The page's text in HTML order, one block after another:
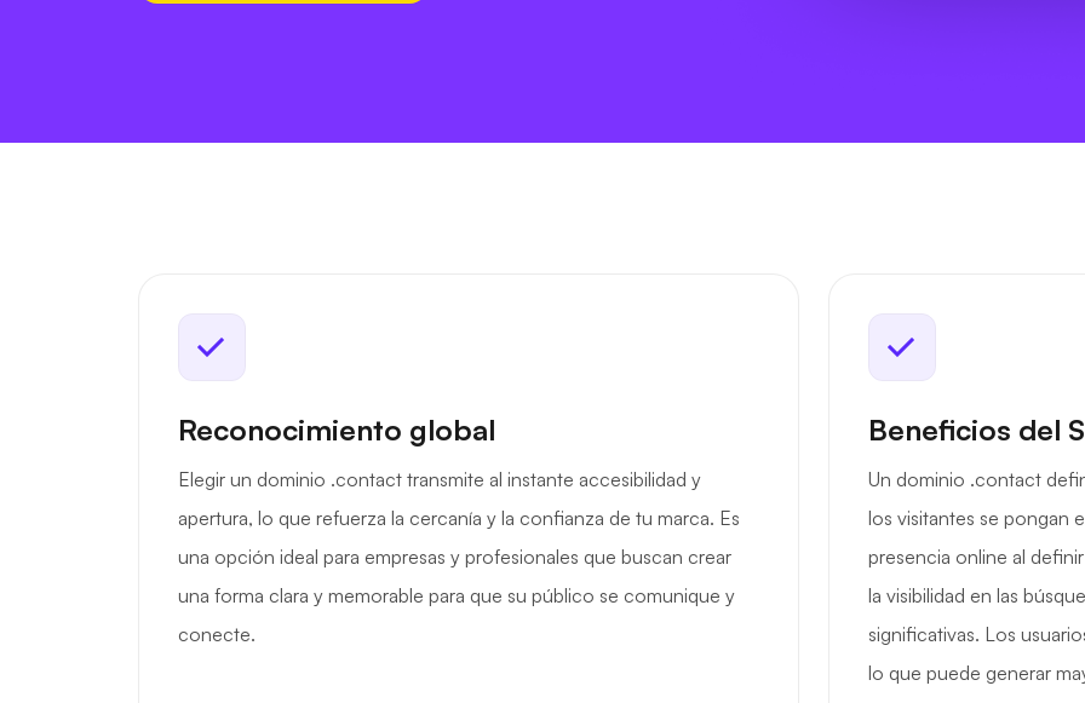
Reconocimiento global
Elegir un dominio .contact transmite al instante accesibilidad y
apertura, lo que refuerza la cercanía y la confianza de tu marca. Es
una opción ideal para empresas y profesionales que buscan crear
una forma clara y memorable para que su público se comunique y
conecte.
Beneficios del
Un dominio .contact
los visitantes se pongan
presencia online al
la visibilidad en las
significativas. Los
lo que puede generar